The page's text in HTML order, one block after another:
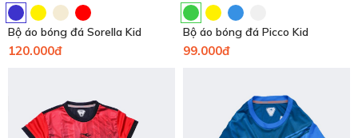
Bộ áo bóng đá Sorella Kid
120.000đ
Bộ áo bóng đá Picco Kid
99.000đ